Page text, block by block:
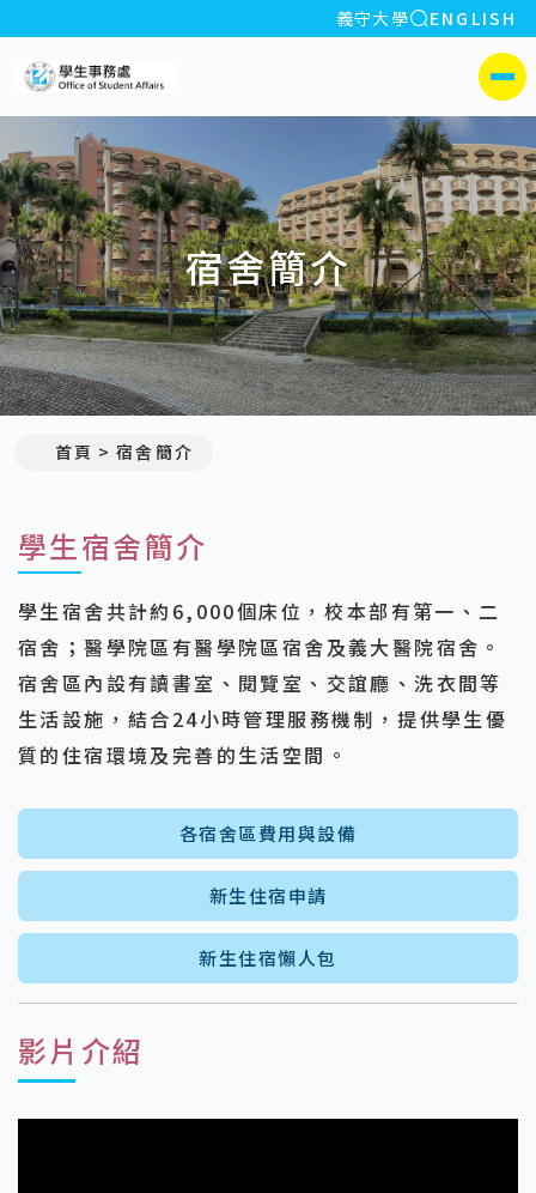
:::
義守大學 全站搜索
ENGLISH
側選單
宿舍簡介
首頁 宿舍簡介
學生宿舍簡介
學生宿舍共計約6,000個床位，校本部有第一、二
宿舍；醫學院區有醫學院區宿舍及義大醫院宿舍。
宿舍區內設有讀書室、閱覽室、交誼廳、洗衣間等
生活設施，結合24小時管理服務機制，提供學生優
質的住宿環境及完善的生活空間。
各宿舍區費用與設備
新生住宿申請
新生住宿懶人包
影片介紹